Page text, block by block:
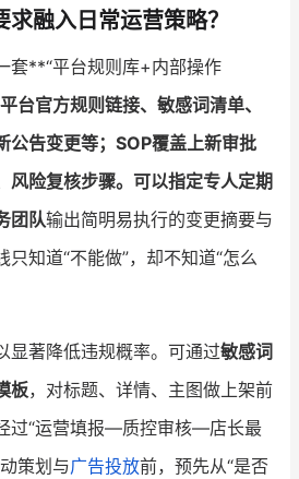
求融入日常运营策略？
套**“平台规则库+内部操作
台官方规则链接、敏感词清单、
公告变更等；SOP覆盖上新审批
风险复核步骤。可以指定专人定期
团队输出简明易执行的变更摘要与
知道“不能做”，却不知道“怎么
显著降低违规概率。可通过敏感词
板，对标题、详情、主图做上架前
过“运营填报—质控审核—店长最
策划与广告投放前，预先从“是否